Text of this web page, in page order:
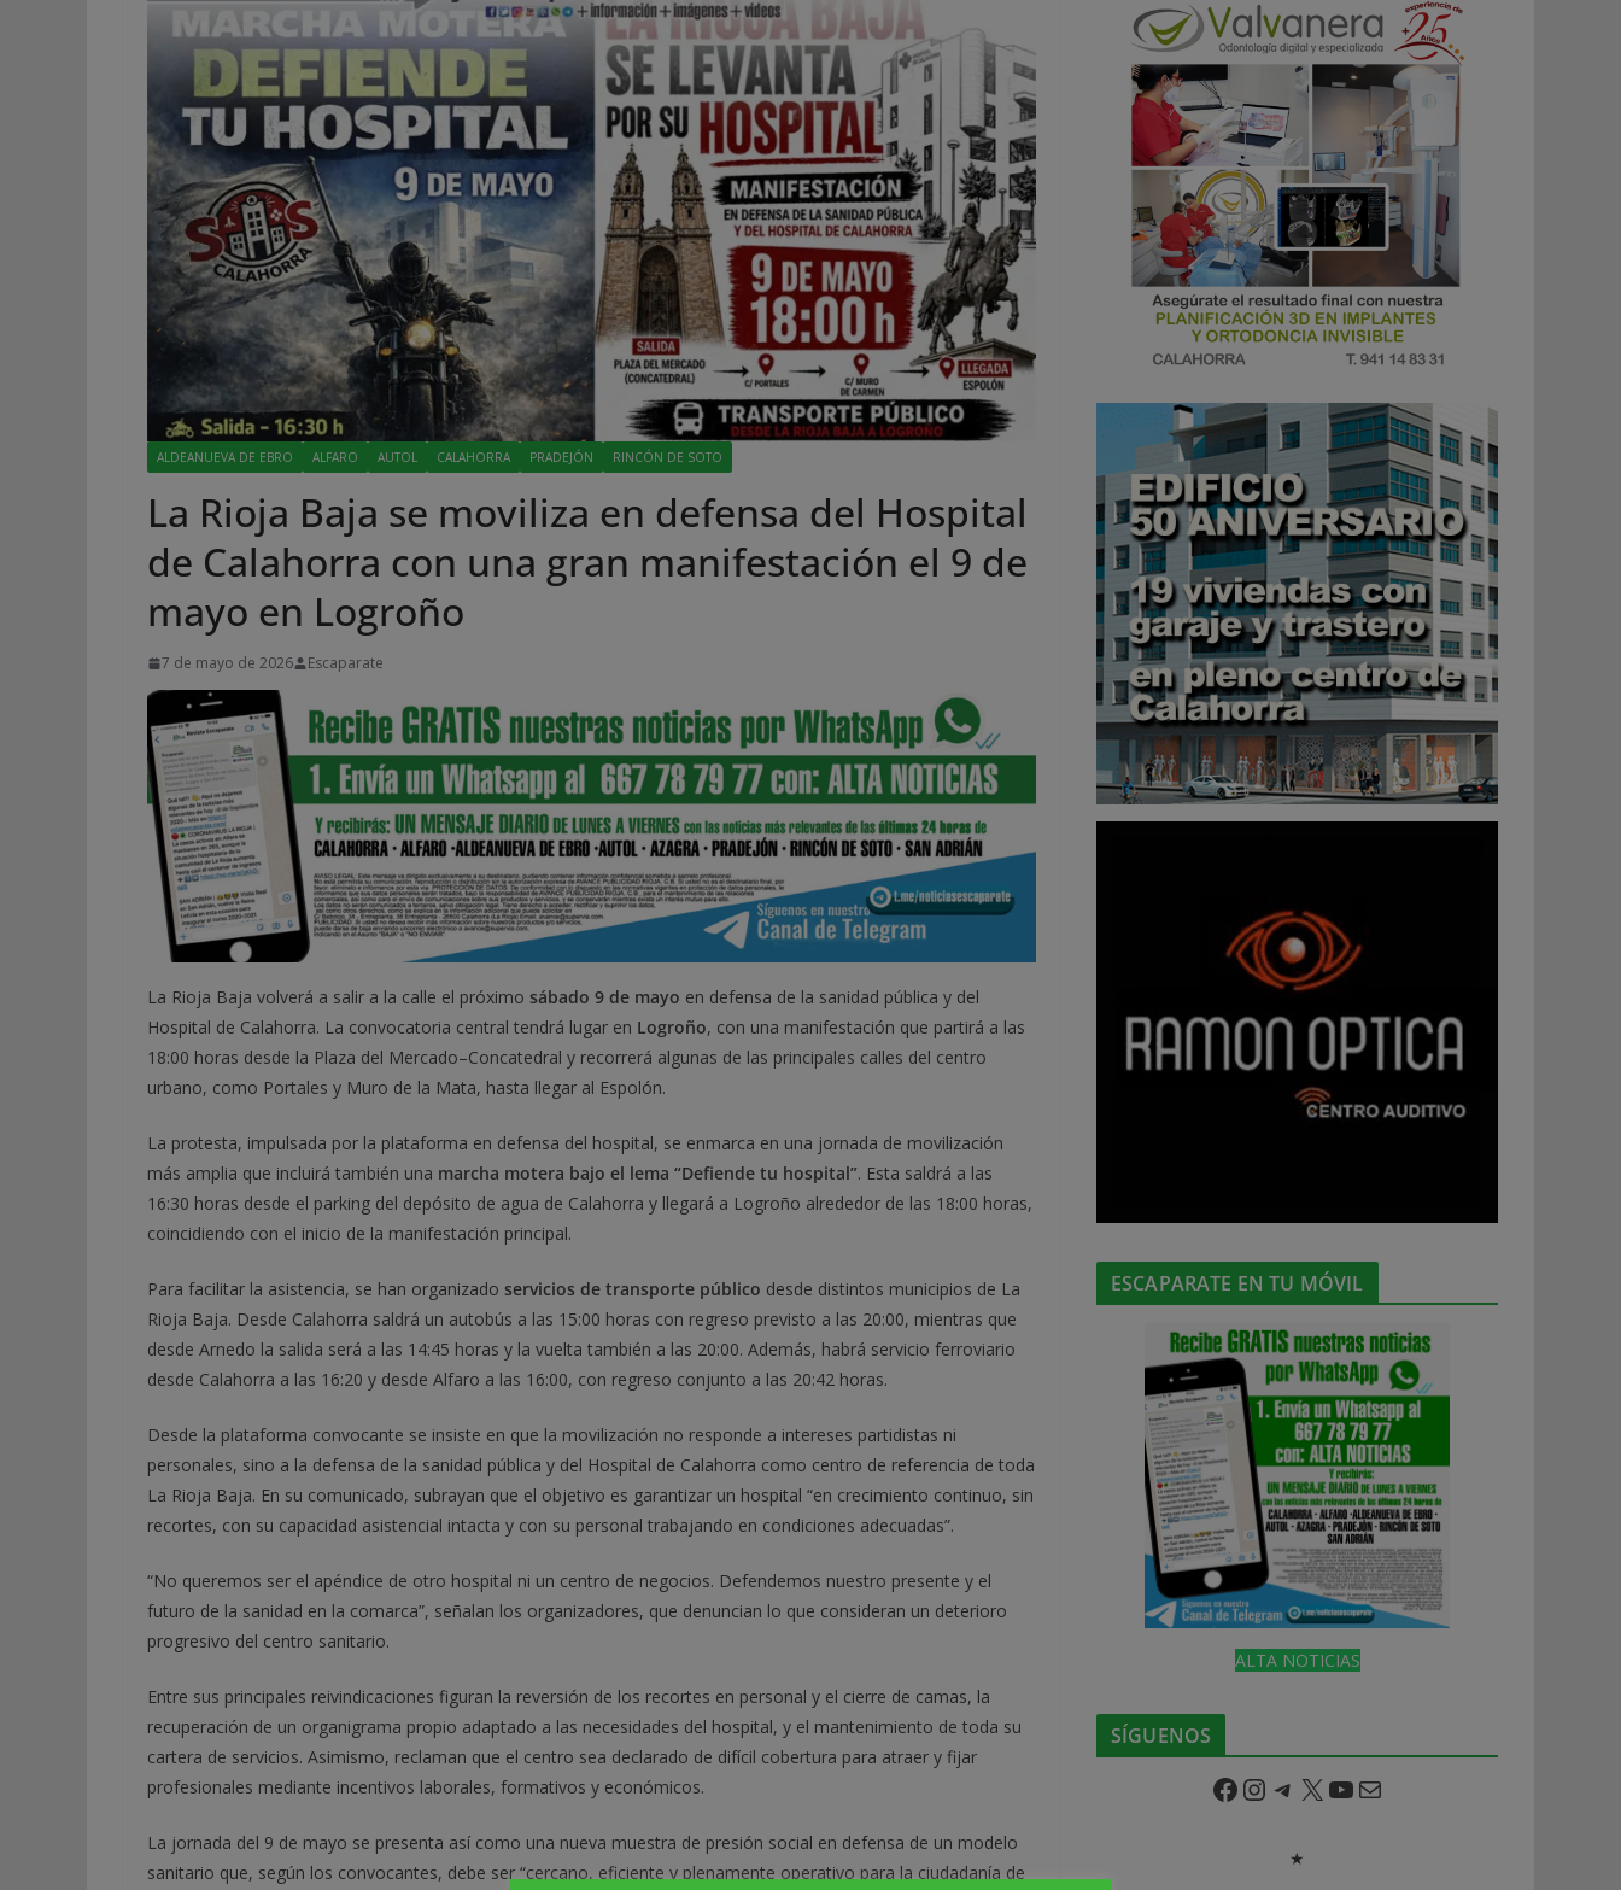
ALDEANUEVA DE EBRO ALFARO AUTOL CALAHORRA PRADEJÓN RINCÓN DE SOTO
La Rioja Baja se moviliza en defensa del Hospital
de Calahorra con una gran manifestación el 9 de
mayo en Logroño
7 de mayo de 2026 Escaparate
La Rioja Baja volverá a salir a la calle el próximo sábado 9 de mayo en defensa de la sanidad pública y del
Hospital de Calahorra. La convocatoria central tendrá lugar en Logroño, con una manifestación que partirá a las
18:00 horas desde la Plaza del Mercado–Concatedral y recorrerá algunas de las principales calles del centro
urbano, como Portales y Muro de la Mata, hasta llegar al Espolón.
La protesta, impulsada por la plataforma en defensa del hospital, se enmarca en una jornada de movilización
más amplia que incluirá también una marcha motera bajo el lema “Defiende tu hospital”. Esta saldrá a las
16:30 horas desde el parking del depósito de agua de Calahorra y llegará a Logroño alrededor de las 18:00 horas,
coincidiendo con el inicio de la manifestación principal.
Para facilitar la asistencia, se han organizado servicios de transporte público desde distintos municipios de La
Rioja Baja. Desde Calahorra saldrá un autobús a las 15:00 horas con regreso previsto a las 20:00, mientras que
desde Arnedo la salida será a las 14:45 horas y la vuelta también a las 20:00. Además, habrá servicio ferroviario
desde Calahorra a las 16:20 y desde Alfaro a las 16:00, con regreso conjunto a las 20:42 horas.
Desde la plataforma convocante se insiste en que la movilización no responde a intereses partidistas ni
personales, sino a la defensa de la sanidad pública y del Hospital de Calahorra como centro de referencia de toda
La Rioja Baja. En su comunicado, subrayan que el objetivo es garantizar un hospital “en crecimiento continuo, sin
recortes, con su capacidad asistencial intacta y con su personal trabajando en condiciones adecuadas”.
“No queremos ser el apéndice de otro hospital ni un centro de negocios. Defendemos nuestro presente y el
futuro de la sanidad en la comarca”, señalan los organizadores, que denuncian lo que consideran un deterioro
progresivo del centro sanitario.
Entre sus principales reivindicaciones figuran la reversión de los recortes en personal y el cierre de camas, la
recuperación de un organigrama propio adaptado a las necesidades del hospital, y el mantenimiento de toda su
cartera de servicios. Asimismo, reclaman que el centro sea declarado de difícil cobertura para atraer y fijar
profesionales mediante incentivos laborales, formativos y económicos.
La jornada del 9 de mayo se presenta así como una nueva muestra de presión social en defensa de un modelo
sanitario que, según los convocantes, debe ser “cercano, eficiente y plenamente operativo para la ciudadanía de
ESCAPARATE EN TU MÓVIL
ALTA NOTICIAS
SÍGUENOS
Facebook Instagram Telegram X YouTube Correo electrónico
★